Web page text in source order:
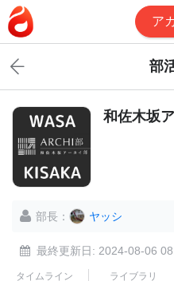
ア
部
和佐木坂
部長： ヤッシ
最終更新日: 2024-08-06
タイムライン
ライブラリ